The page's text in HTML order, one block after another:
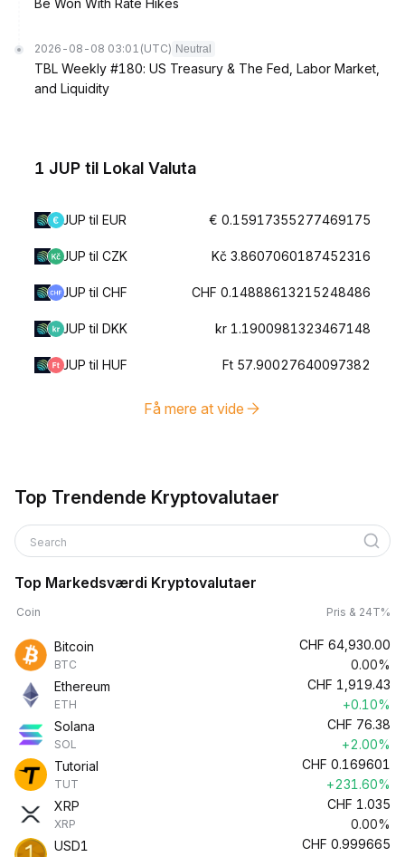
Be Won With Rate Hikes
2026-08-08 03:01 (UTC) Neutral
TBL Weekly #180: US Treasury & The Fed, Labor Market,
and Liquidity
1 JUP til Lokal Valuta
JUP til EUR € 0.15917355277469175
JUP til CZK Kč 3.8607060187452316
JUP til CHF CHF 0.14888613215248486
JUP til DKK kr 1.1900981323467148
JUP til HUF Ft 57.90027640097382
Få mere at vide
Top Trendende Kryptovalutaer
Search
Top Markedsværdi Kryptovalutaer
Coin Pris & 24T%
Bitcoin
BTC
CHF 64,930.00
0.00%
Ethereum
ETH
CHF 1,919.43
+0.10%
Solana
SOL
CHF 76.38
+2.00%
Tutorial
TUT
CHF 0.169601
+231.60%
XRP
XRP
CHF 1.035
0.00%
USD1
CHF 0.999665